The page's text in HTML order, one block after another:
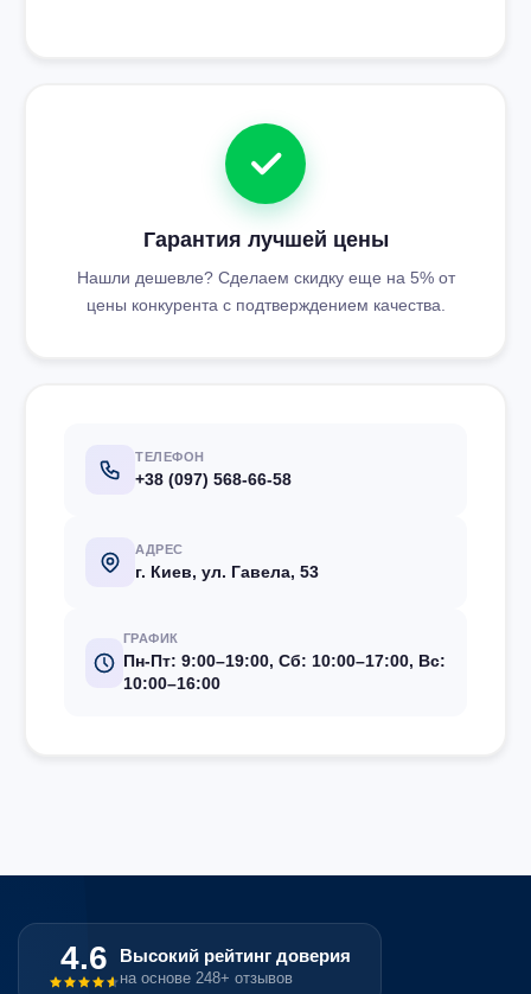
Гарантия лучшей цены
Нашли дешевле? Сделаем скидку еще на 5% от
цены конкурента с подтверждением качества.
ТЕЛЕФОН
+38 (097) 568-66-58
АДРЕС
г. Киев, ул. Гавела, 53
ГРАФИК
Пн-Пт: 9:00–19:00, Сб: 10:00–17:00, Вс:
10:00–16:00
4.6 Высокий рейтинг доверия
на основе 248+ отзывов